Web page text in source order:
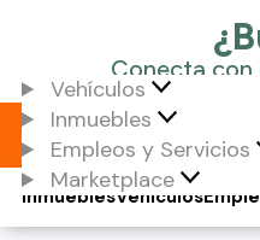
Vehículos
Inmuebles
Empleos y Servicios
Marketplace
Vehículos
Inmuebles